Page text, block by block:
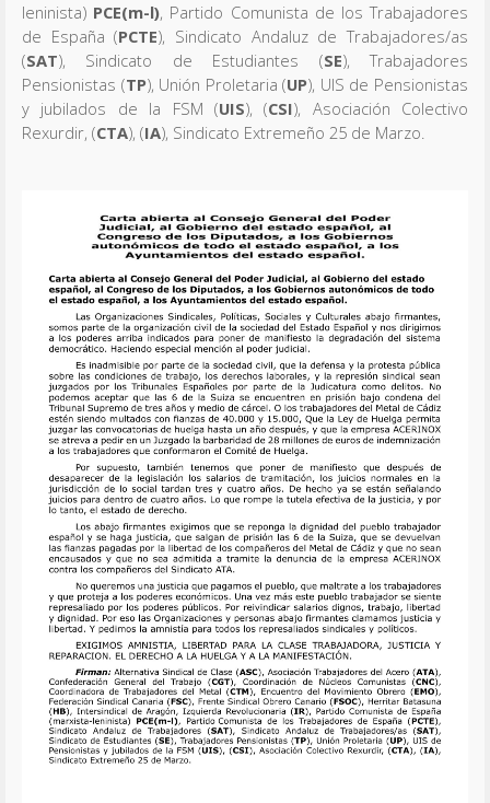
leninista) PCE(m-l), Partido Comunista de los Trabajadores
de España (PCTE), Sindicato Andaluz de Trabajadores/as
(SAT), Sindicato de Estudiantes (SE), Trabajadores
Pensionistas (TP), Unión Proletaria (UP), UIS de Pensionistas
y jubilados de la FSM (UIS), (CSI), Asociación Colectivo
Rexurdir, (CTA), (IA), Sindicato Extremeño 25 de Marzo.